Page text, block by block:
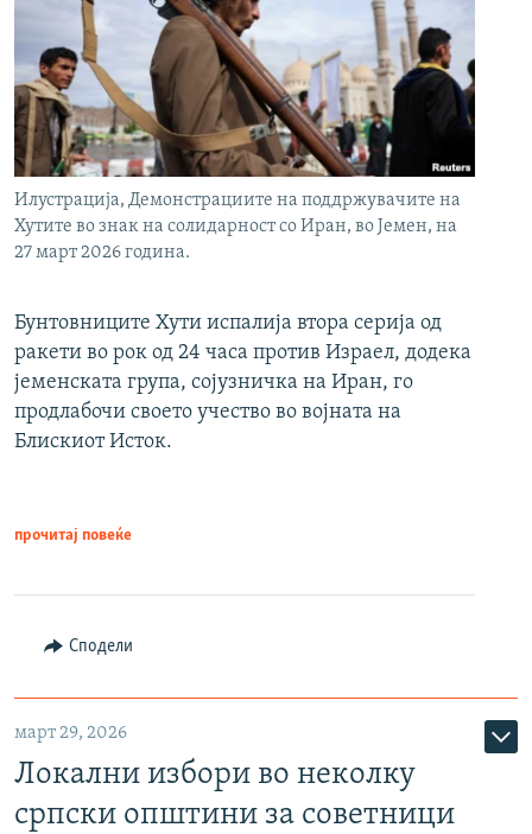
Илустрација, Демонстрациите на поддржувачите на
Хутите во знак на солидарност со Иран, во Јемен, на
27 март 2026 година.
Бунтовниците Хути испалија втора серија од
ракети во рок од 24 часа против Израел, додека
јеменската група, сојузничка на Иран, го
продлабочи своето учество во војната на
Блискиот Исток.
прочитај повеќе
Сподели
март 29, 2026
Локални избори во неколку
српски општини за советници